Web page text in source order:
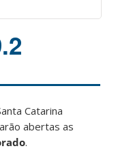
Catarina
abertas as
.